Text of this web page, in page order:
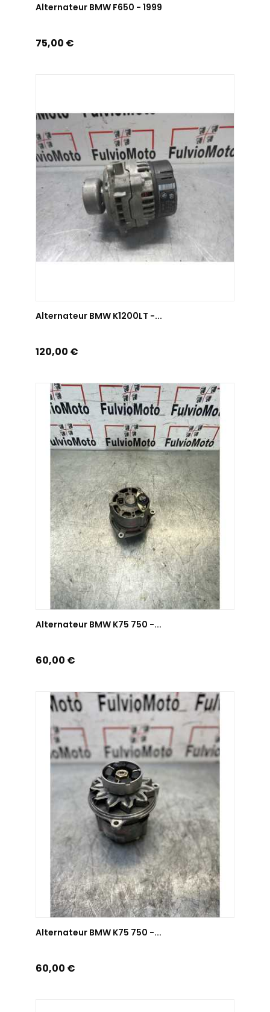
Alternateur BMW F650 - 1999
Prix
75,00 €
Alternateur BMW K1200LT -...
Prix
120,00 €
AJOUTER AU PANIER
Alternateur BMW K75 750 -...
Prix
60,00 €
AJOUTER AU PANIER
Alternateur BMW K75 750 -...
Prix
60,00 €